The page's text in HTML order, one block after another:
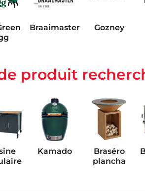
Braaimaster Gozney
LetzQ Looft
produit
Kamado
Braséro
plancha